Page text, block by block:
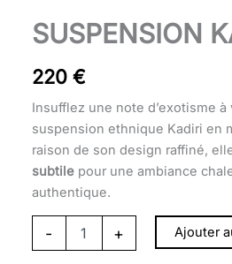
SUSPENSION
220 €
Insufflez une note d’exotisme
suspension ethnique Kadiri en
raison de son design raffiné,
subtilepour une ambiance
authentique.
-
quantité
de
Kadiri
+ Ajouter